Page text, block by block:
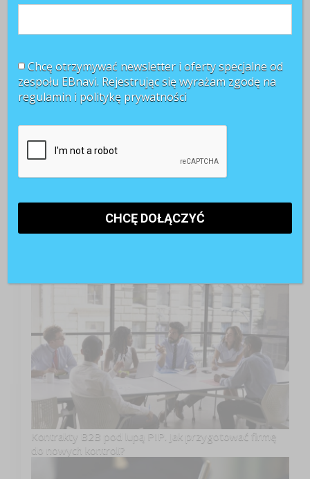
TOP 3 miesiąca
Kontrakty B2B pod lupą PIP. Jak przygotować firmę
do nowych kontroli?
Chcę otrzymywać newsletter i oferty specjalne od
zespołu EBnavi. Rejestrując się wyrażam zgodę na
regulamin i politykę prywatności